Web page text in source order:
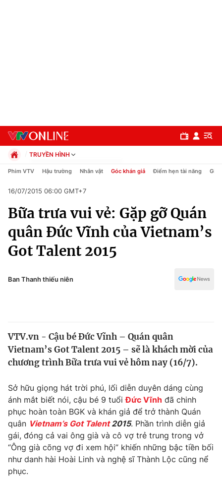
Chuyên mục
Chính trị
Xã hội
Pháp luật
Thế giới
Tin tức
Câu chuyện quốc tế
Kinh tế
Tài chính
Thị trường
Góc doanh nghiệp
Dữ liệu và đời sống
Truyền hình
Phim VTV
Hậu trường
Giải trí
Điện ảnh
TRUYỀN HÌNH
Chính trị
Pháp luật
Kinh tế
Thể thao
Truyền hình
Văn hóa - Giải trí
Phim VTV Hậu trường Nhân vật Góc khán giả Điểm hẹn tài năng Giải
16/07/2015 06:00 GMT+7
Bữa trưa vui vẻ: Gặp gỡ Quán
quân Đức Vĩnh của Vietnam’s
Got Talent 2015
Ban Thanh thiếu niên
VTV.vn - Cậu bé Đức Vĩnh – Quán quân
Vietnam’s Got Talent 2015 – sẽ là khách mời của
chương trình Bữa trưa vui vẻ hôm nay (16/7).
Sở hữu giọng hát trời phú, lối diễn duyên dáng cùng
ánh mắt biết nói, cậu bé 9 tuổiĐức Vĩnh đã chinh
phục hoàn toàn BGK và khán giả để trở thành Quán
quân Vietnam’s Got Talent2015. Phần trình diễn giả
gái, đóng cả vai ông già và cô vợ trẻ trung trong vở
“Ông già cõng vợ đi xem hội” khiến những bậc tiền bối
như danh hài Hoài Linh và nghệ sĩ Thành Lộc cũng nể
phục.